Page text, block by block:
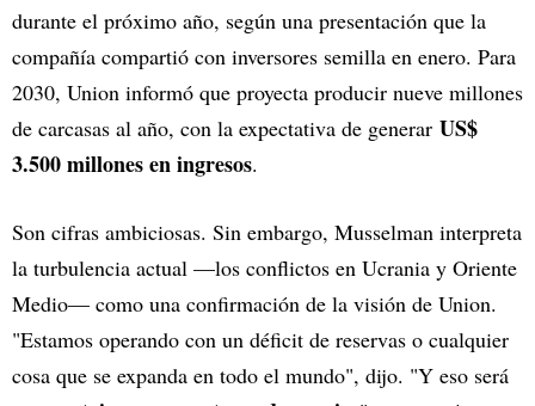
durante el próximo año, según una presentación que la
compañía compartió con inversores semilla en enero. Para
2030, Union informó que proyecta producir nueve millones
de carcasas al año, con la expectativa de generar US$
3.500 millones en ingresos.
Son cifras ambiciosas. Sin embargo, Musselman interpreta
la turbulencia actual —los conflictos en Ucrania y Oriente
Medio— como una confirmación de la visión de Union.
"Estamos operando con un déficit de reservas o cualquier
cosa que se expanda en todo el mundo", dijo. "Y eso será